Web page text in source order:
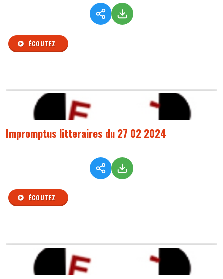
ÉCOUTEZ
Impromptus litteraires du 27 02 2024
ÉCOUTEZ